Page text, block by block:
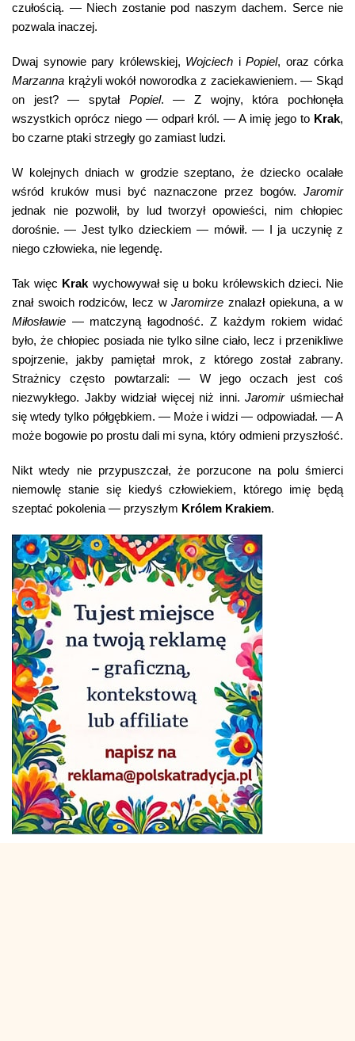
czułością. — Niech zostanie pod naszym dachem. Serce nie
pozwala inaczej.
Dwaj synowie pary królewskiej, Wojciech i Popiel, oraz córka
Marzanna krążyli wokół noworodka z zaciekawieniem. — Skąd
on jest? — spytał Popiel. — Z wojny, która pochłonęła
wszystkich oprócz niego — odparł król. — A imię jego to Krak,
bo czarne ptaki strzegły go zamiast ludzi.
W kolejnych dniach w grodzie szeptano, że dziecko ocalałe
wśród kruków musi być naznaczone przez bogów. Jaromir
jednak nie pozwolił, by lud tworzył opowieści, nim chłopiec
dorośnie. — Jest tylko dzieckiem — mówił. — I ja uczynię z
niego człowieka, nie legendę.
Tak więc Krakwychowywał się u boku królewskich dzieci. Nie
znał swoich rodziców, lecz wJaromirze znalazł opiekuna, a w
Miłosławie — matczyną łagodność. Z każdym rokiem widać
było, że chłopiec posiada nie tylko silne ciało, lecz i przenikliwe
spojrzenie, jakby pamiętał mrok, z którego został zabrany.
Strażnicy często powtarzali: — W jego oczach jest coś
niezwykłego. Jakby widział więcej niż inni.Jaromiruśmiechał
się wtedy tylko półgębkiem. — Może i widzi — odpowiadał. — A
może bogowie po prostu dali mi syna, który odmieni przyszłość.
Nikt wtedy nie przypuszczał, że porzucone na polu śmierci
niemowlę stanie się kiedyś człowiekiem, którego imię będą
szeptać pokolenia — przyszłym Królem Krakiem.